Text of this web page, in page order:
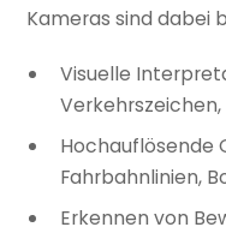
Kameras sind dabei
Visuelle
Hochauflösende
Fahrbahnlinien,
Erkennen von